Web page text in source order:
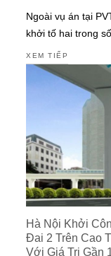
Ngoài vụ án tại
khởi tố hai trong
XEM TIẾP
Hà Nội Khởi
Đai 2 Trên Cao
Với Giá Trị Gần